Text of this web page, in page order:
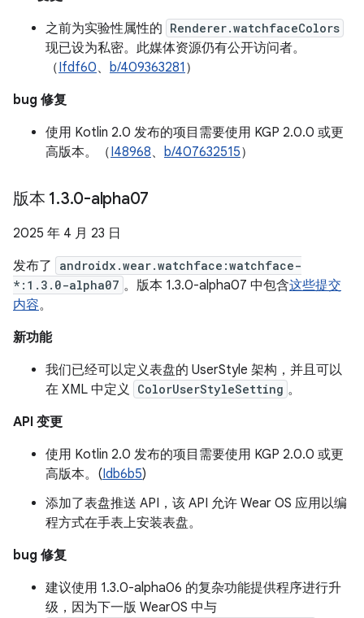
之前为实验性属性的 Renderer.watchfaceColors
现已设为私密。此媒体资源仍有公开访问者。
（Ifdf60、 b/409363281 ）
bug 修复
使用 Kotlin 2.0 发布的项目需要使用 KGP 2.0.0 或更
高版本。（I48968、 b/407632515）
版本 1.3.0-alpha07
2025 年 4 月 23 日
发布了
androidx.wear.watchface:watchface-
*:1.3.0-alpha07 。版本 1.3.0-alpha07 中包含这些提交
内容。
新功能
我们已经可以定义表盘的 UserStyle 架构，并且可以
在 XML 中定义 ColorUserStyleSetting 。
API 变更
使用 Kotlin 2.0 发布的项目需要使用 KGP 2.0.0 或更
高版本。(Idb6b5)
添加了表盘推送 API，该 API 允许 Wear OS 应用以编
程方式在手表上安装表盘。
bug 修复
建议使用 1.3.0-alpha06 的复杂功能提供程序进行升
级，因为下一版 WearOS 中与